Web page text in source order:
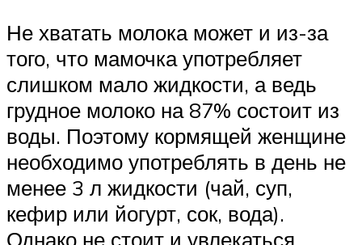
Не хватать молока может и из-за
того, что мамочка употребляет
слишком мало жидкости, а ведь
грудное молоко на 87% состоит из
воды. Поэтому кормящей женщине
необходимо употреблять в день не
менее 3 л жидкости (чай, суп,
кефир или йогурт, сок, вода).
Однако не стоит и увлекаться